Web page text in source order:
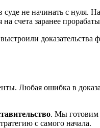
не начинать с нуля.
счета заранее
Любая ошибка в
. Мы готовим
с самого начала.